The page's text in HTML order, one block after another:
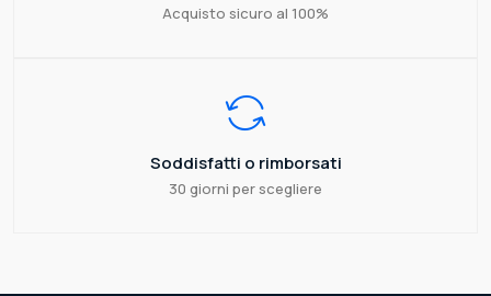
Acquisto sicuro al 100%
Soddisfatti o rimborsati
30 giorni per scegliere